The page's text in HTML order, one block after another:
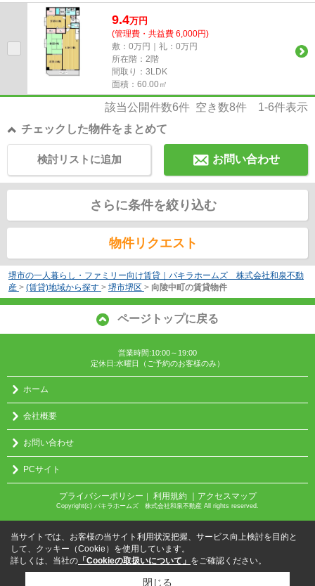
す。清潔な敷地内ごみ置き場も...
9.4万円
(管理費・共益費 6,000円)
敷：0万円｜礼：0万円
所在階：2階
間取り：3LDK
面積：60.00㎡
該当公開件数6件 空き数8件 1-6件表示
チェックした物件をまとめて
お問い合わせ
検討リストに追加
さらに条件を絞り込む
物件リクエスト
堺市の一人暮らし・ファミリー向け賃貸｜パキラホームズ 株式会社和泉不動
産 > (賃貸)地域から探す > 堺市堺区 > 向陵中町の賃貸物件
ページトップに戻る
営業時間:10:00～19:00
定休日:水曜日（ご予約のお客様のみ）
ホーム
会社概要
お問い合わせ
PCサイト
プライバシーポリシー ｜ 利用規約 ｜アクセスマップ
Copyright(c) パキラホームズ 株式会社和泉不動産 All rights reserved.
当サイトでは、お客様の当サイト利用状況把握、サービス向上検討を目的と
して、クッキー（Cookie）を使用しています。
詳しくは、当社の 「Cookieの取扱いについて」 をご確認ください。
閉じる